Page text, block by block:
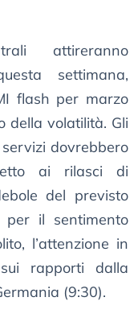
attireranno
settimana,
flash per marzo
della volatilità. Gli
dovrebbero
ai rilasci di
del previsto
per il sentimento
l’attenzione in
rapporti dalla
(9:30).